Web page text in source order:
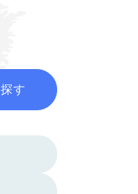
探す